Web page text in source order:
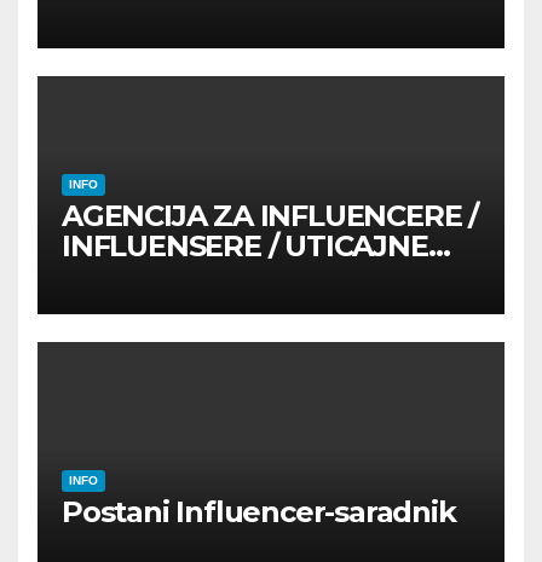
INFO
AGENCIJA ZA INFLUENCERE /
INFLUENSERE / UTICAJNE
INFO
Postani Influencer-saradnik